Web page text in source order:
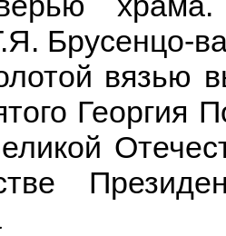
Брусенцо-
вязью
Георгия